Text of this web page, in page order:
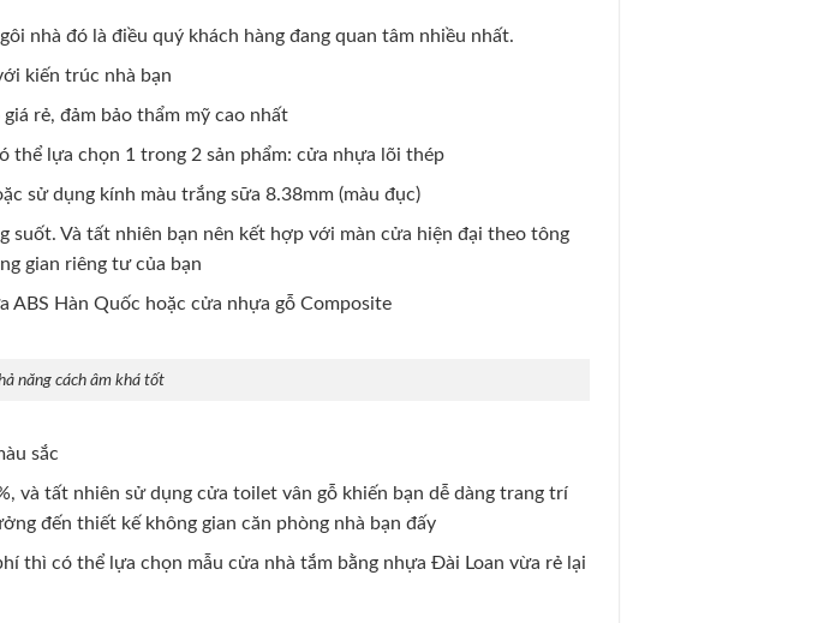
nhà đó là điều quý khách hàng đang quan tâm nhiều nhất.
kiến trúc nhà bạn
rẻ, đảm bảo thẩm mỹ cao nhất
thể lựa chọn 1 trong 2 sản phẩm: cửa nhựa lõi thép
sử dụng kính màu trắng sữa 8.38mm (màu đục)
Và tất nhiên bạn nên kết hợp với màn cửa hiện đại theo tông
gian riêng tư của bạn
ABS Hàn Quốc hoặc cửa nhựa gỗ Composite
năng cách âm khá tốt
sắc
và tất nhiên sử dụng cửa toilet vân gỗ khiến bạn dễ dàng trang trí
đến thiết kế không gian căn phòng nhà bạn đấy
thì có thể lựa chọn mẫu cửa nhà tắm bằng nhựa Đài Loan vừa rẻ lại